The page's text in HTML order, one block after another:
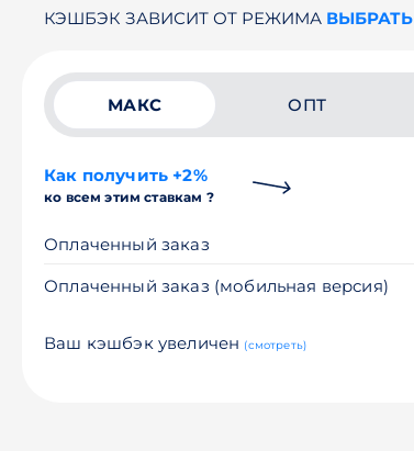
КЭШБЭК ЗАВИСИТ ОТ РЕЖИМА ВЫБРАТЬ
МАКС ОПТ
Как получить +2%
ко всем этим ставкам ?
Оплаченный заказ
Оплаченный заказ (мобильная версия)
Ваш кэшбэк увеличен (смотреть)